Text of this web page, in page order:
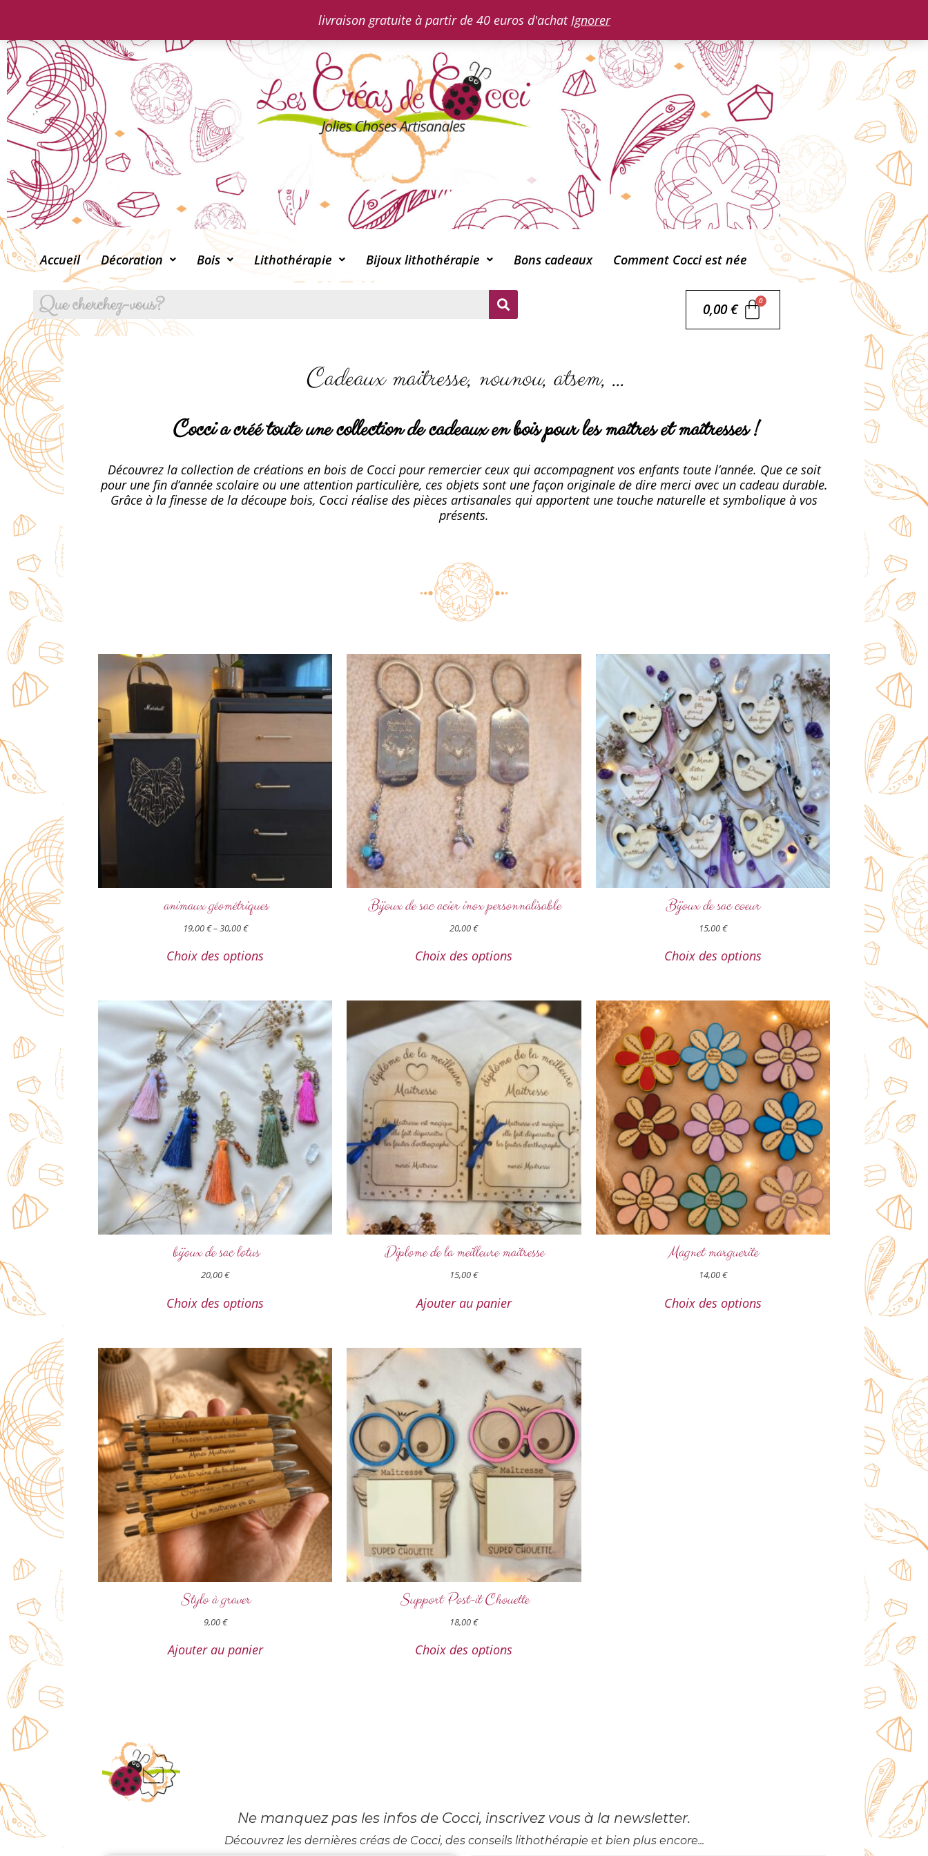
livraison gratuite à partir de 40 euros d'achatIgnorer
Accueil Décoration Bois Lithothérapie Bijoux lithothérapie Bons cadeaux Comment Cocci est née
0,00€
Cadeaux maitresse, nounou, atsem, …
Cocci a créé toute une collection de cadeaux en bois pour les maîtres et maîtresses !
Découvrez la collection de créations en bois de Cocci pour remercier ceux qui accompagnent vos enfants toute l’année. Que ce soit
pour une fin d’année scolaire ou une attention particulière, ces objets sont une façon originale de dire merci avec un cadeau durable.
Grâce à la finesse de la découpe bois, Cocci réalise des pièces artisanales qui apportent une touche naturelle et symbolique à vos
présents.
animaux géométriques
19,00€–30,00€
Choix des options
Bijoux de sac acier inox personnalisable
20,00€
Choix des options
Bijoux de sac coeur
15,00€
Choix des options
bijoux de sac lotus
20,00€
Choix des options
Diplome de la meilleure maitresse
15,00€
Ajouter au panier
Magnet marguerite
14,00€
Choix des options
Stylo à graver
9,00€
Ajouter au panier
Support Post-it Chouette
18,00€
Choix des options
Ne manquez pas les infos de Cocci, inscrivez vous à la newsletter.
Découvrez les dernières créas de Cocci, des conseils lithothérapie et bien plus encore...